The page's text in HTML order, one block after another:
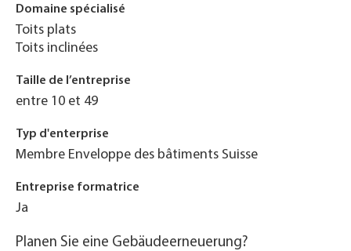
Domaine spécialisé
Toits plats
Toits inclinées
Taille de l’entreprise
entre 10 et 49
Typ d'enterprise
Membre Enveloppe des bâtiments Suisse
Entreprise formatrice
Ja
Planen Sie eine Gebäudeerneuerung?